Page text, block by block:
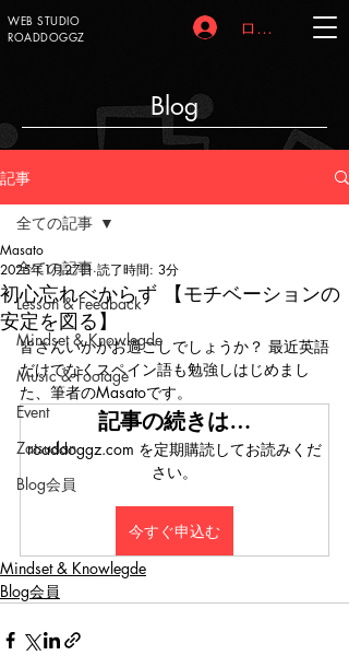
WEB STUDIO
ROADDOGGZ
ログイン
Blog
記事
全ての記事
Lesson & Feedback
Mindset & Knowlegde
Music & Footage
Event
Zatsudan
Blog会員
全ての記事
初心忘れべからず 【モチベーションの
安定を図る】
Masato
2025年1月27日 読了時間: 3分
皆さんいかがお過ごしでしょうか？ 最近英語
だけでなくスペイン語も勉強しはじめまし
た、筆者のMasatoです。
記事の続きは…
roaddoggz.com を定期購読してお読みくだ
さい。
今すぐ申込む
Mindset & Knowlegde
Blog会員